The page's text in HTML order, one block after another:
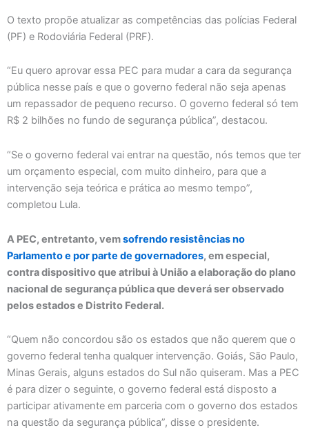
O texto propõe atualizar as competências das polícias Federal
(PF) e Rodoviária Federal (PRF).
“Eu quero aprovar essa PEC para mudar a cara da segurança
pública nesse país e que o governo federal não seja apenas
um repassador de pequeno recurso. O governo federal só tem
R$ 2 bilhões no fundo de segurança pública”, destacou.
“Se o governo federal vai entrar na questão, nós temos que ter
um orçamento especial, com muito dinheiro, para que a
intervenção seja teórica e prática ao mesmo tempo”,
completou Lula.
A PEC, entretanto, vemsofrendo resistências no
Parlamento e por parte de governadores, em especial,
contra dispositivo que atribui à União a elaboração do plano
nacional de segurança pública que deverá ser observado
pelos estados e Distrito Federal.
“Quem não concordou são os estados que não querem que o
governo federal tenha qualquer intervenção. Goiás, São Paulo,
Minas Gerais, alguns estados do Sul não quiseram. Mas a PEC
é para dizer o seguinte, o governo federal está disposto a
participar ativamente em parceria com o governo dos estados
na questão da segurança pública”, disse o presidente.